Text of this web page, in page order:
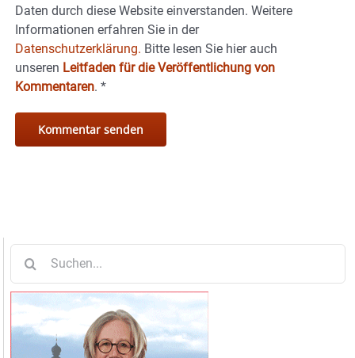
Daten durch diese Website einverstanden. Weitere
Informationen erfahren Sie in der
Datenschutzerklärung. Bitte lesen Sie hier auch
unseren Leitfaden für die Veröffentlichung von
Kommentaren. *
nach: